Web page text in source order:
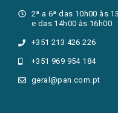
2ª a 6ª das 10h00 às
e das 14h00 às 16h00
+351 213 426 226
+351 969 954 184
geral@pan.com.pt